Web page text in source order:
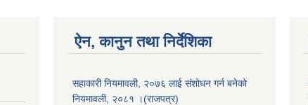
ऐन, कानुन तथा निर्देशिका
सहाकारी नियमावली, २०७६ लाई संशोधन गर्न बनेको
नियमावली, २०८१ ।(राजपत्र)